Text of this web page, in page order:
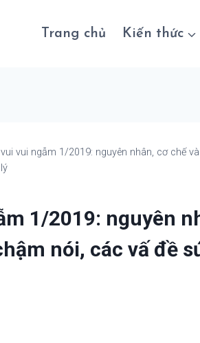
Trang chủ Kiến thức
vui ngẫm 1/2019: nguyên nhân, cơ chế
1/2019: nguyên
nói, các vấ đề